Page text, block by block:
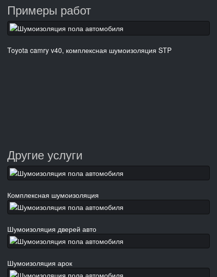
Примеры работ
Toyota camry v40, комплексная шумоизоляция STP
Другие услуги
Комплексная шумоизоляция
Шумоизоляция дверей авто
Шумоизоляция арок